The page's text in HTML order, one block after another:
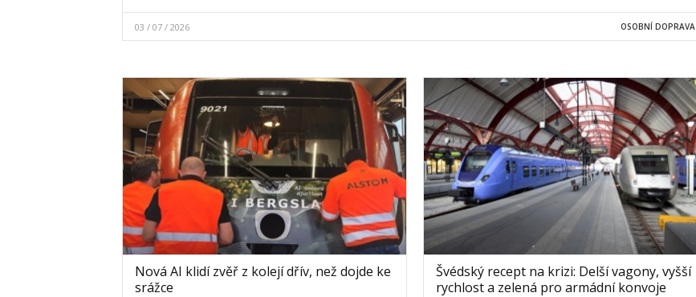
03 / 07 / 2026 OSOBNÍ DOPRAVA
Nová AI klidí zvěř z kolejí dřív, než dojde ke
srážce
Švédský recept na krizi: Delší vagony, vyšší
rychlost a zelená pro armádní konvoje